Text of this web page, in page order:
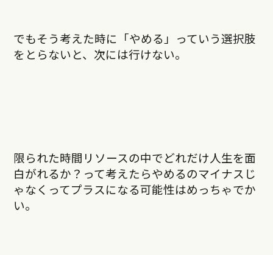
でもそう考えた時に「やめる」っていう選択肢
をとらないと、次には行けない。
限られた時間リソースの中でどれだけ人生を面
白がれるか？って考えたらやめるのマイナスじ
ゃなくってプラスになる可能性はめっちゃでか
い。